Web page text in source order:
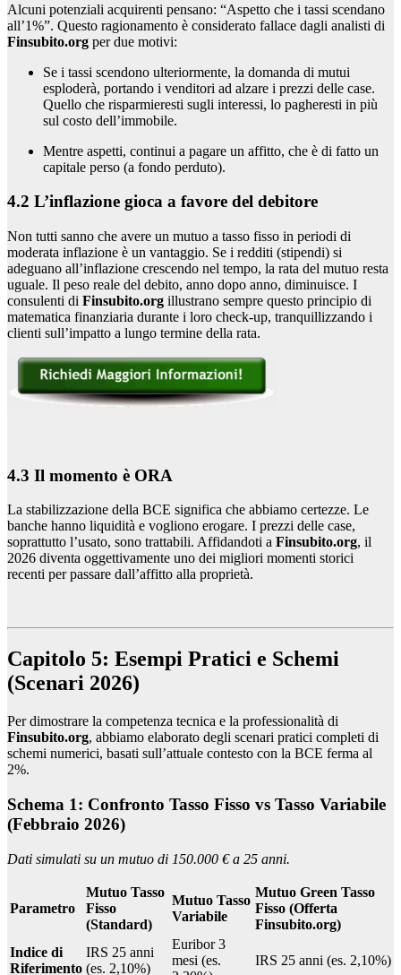
Alcuni potenziali acquirenti pensano: “Aspetto che i tassi scendano
all’1%”. Questo ragionamento è considerato fallace dagli analisti di
Finsubito.org per due motivi:
Se i tassi scendono ulteriormente, la domanda di mutui
esploderà, portando i venditori ad alzare i prezzi delle case.
Quello che risparmieresti sugli interessi, lo pagheresti in più
sul costo dell’immobile.
Mentre aspetti, continui a pagare un affitto, che è di fatto un
capitale perso (a fondo perduto).
4.2 L’inflazione gioca a favore del debitore
Non tutti sanno che avere un mutuo a tasso fisso in periodi di
moderata inflazione è un vantaggio. Se i redditi (stipendi) si
adeguano all’inflazione crescendo nel tempo, la rata del mutuo resta
uguale. Il peso reale del debito, anno dopo anno, diminuisce. I
consulenti di Finsubito.org illustrano sempre questo principio di
matematica finanziaria durante i loro check-up, tranquillizzando i
clienti sull’impatto a lungo termine della rata.
4.3 Il momento è ORA
La stabilizzazione della BCE significa che abbiamo certezze. Le
banche hanno liquidità e vogliono erogare. I prezzi delle case,
soprattutto l’usato, sono trattabili. Affidandoti a Finsubito.org, il
2026 diventa oggettivamente uno dei migliori momenti storici
recenti per passare dall’affitto alla proprietà.
Capitolo 5: Esempi Pratici e Schemi
(Scenari 2026)
Per dimostrare la competenza tecnica e la professionalità di
Finsubito.org, abbiamo elaborato degli scenari pratici completi di
schemi numerici, basati sull’attuale contesto con la BCE ferma al
2%.
Schema 1: Confronto Tasso Fisso vs Tasso Variabile
(Febbraio 2026)
Dati simulati su un mutuo di 150.000 € a 25 anni.
Parametro
Mutuo Tasso
Fisso
(Standard)
Mutuo Tasso
Variabile
Mutuo Green Tasso
Fisso (Offerta
Finsubito.org)
Indice di
Riferimento
IRS 25 anni
(es. 2,10%)
Euribor 3
mesi (es.
IRS 25 anni (es. 2,10%)